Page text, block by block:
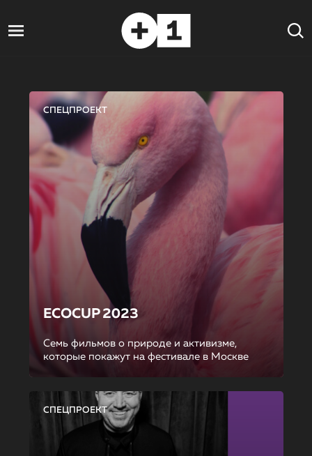
СПЕЦПРОЕКТ
ECOCUP 2023
Семь фильмов о природе и активизме,
которые покажут на фестивале в Москве
СПЕЦПРОЕКТ